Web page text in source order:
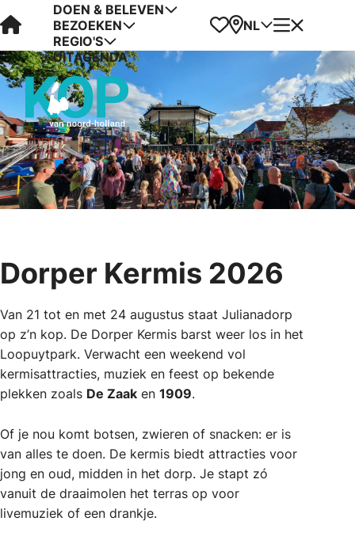
Visit Kop van Holland
DOEN & BELEVEN
BEZOEKEN
REGIO'S
UITAGENDA
Favorieten
Kaart
NL Menu
Dorper Kermis 2026
Van 21 tot en met 24 augustus staat Julianadorp
op z’n kop. De Dorper Kermis barst weer los in het
Loopuytpark. Verwacht een weekend vol
kermisattracties, muziek en feest op bekende
plekken zoals De Zaak en 1909.
Of je nou komt botsen, zwieren of snacken: er is
van alles te doen. De kermis biedt attracties voor
jong en oud, midden in het dorp. Je stapt zó
vanuit de draaimolen het terras op voor
livemuziek of een drankje.